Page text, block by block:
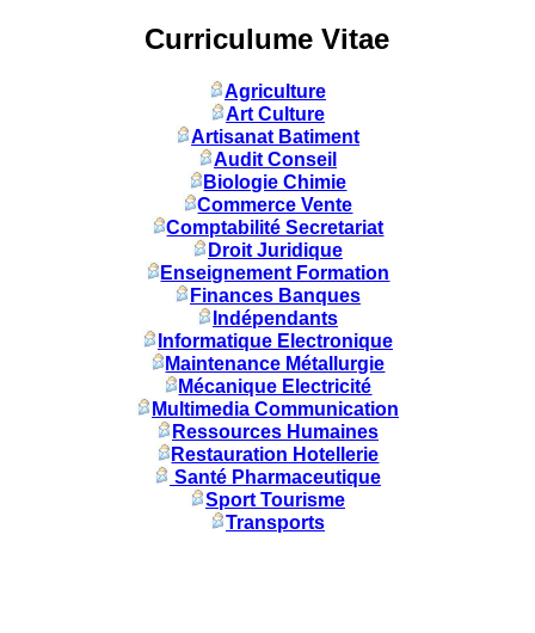
Curriculume Vitae
Agriculture
Art Culture
Artisanat Batiment
Audit Conseil
Biologie Chimie
Commerce Vente
Comptabilité Secretariat
Droit Juridique
Enseignement Formation
Finances Banques
Indépendants
Informatique Electronique
Maintenance Métallurgie
Mécanique Electricité
Multimedia Communication
Ressources Humaines
Restauration Hotellerie
Santé Pharmaceutique
Sport Tourisme
Transports